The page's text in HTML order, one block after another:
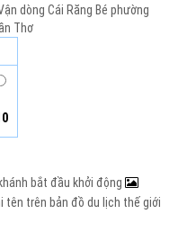
dòng Cái Răng Bé phường
Thơ
bắt đầu khởi động
tên trên bản đồ du lịch thế giới